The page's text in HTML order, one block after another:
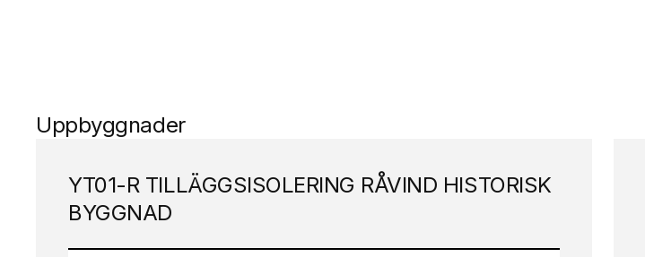
Uppbyggnader
YT01-R TILLÄGGSISOLERING RÅVIND HISTORISK
BYGGNAD